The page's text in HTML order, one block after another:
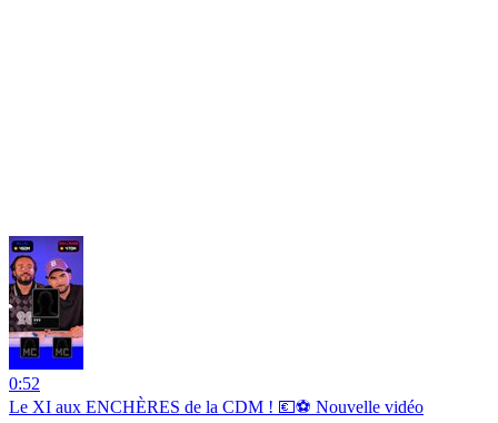
0:52
Le XI aux ENCHÈRES de la CDM ! 💶⚽️ Nouvelle vidéo